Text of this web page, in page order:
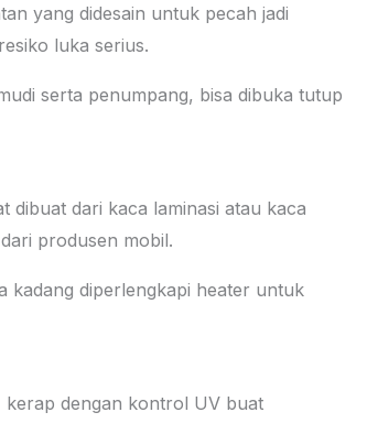
yang didesain untuk pecah jadi
luka serius.
serta penumpang, bisa dibuka tutup
dibuat dari kaca laminasi atau kaca
produsen mobil.
kadang diperlengkapi heater untuk
kerap dengan kontrol UV buat